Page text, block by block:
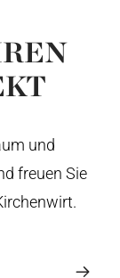
und
freuen Sie